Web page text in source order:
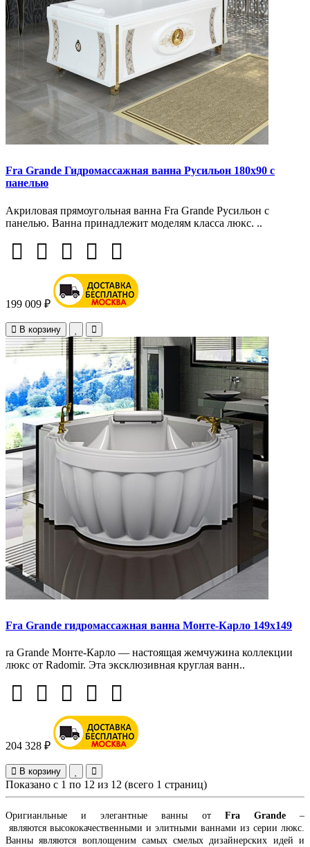
Fra Grande Гидромассажная ванна Русильон 180х90 с
панелью
Акриловая прямоугольная ванна Fra Grande Русильон с
панелью. Ванна принадлежит моделям класса люкс. ..
199 009 ₽
В корзину
Fra Grande гидромассажная ванна Монте-Карло 149х149
ra Grande Монте-Карло — настоящая жемчужина коллекции
люкс от Radomir. Эта эксклюзивная круглая ванн..
204 328 ₽
В корзину
Показано с 1 по 12 из 12 (всего 1 страниц)
Оригианльные и элегантные ванны от Fra Grande–
являются высококачественными и элитными ваннами из серии люкс.
Ванны являются воплощеним самых смелых дизайнерских идей и